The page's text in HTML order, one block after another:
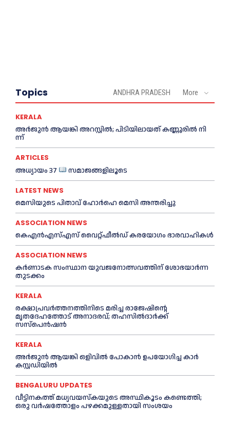
Topics ANDHRA PRADESH More
KERALA
അ​ർ​ജു​ൻ ആ​യ​ങ്കി അ​റ​സ്റ്റി​ൽ; പി​ടി​യി​ലാ​യ​ത് ക​ണ്ണൂ​രി​ൽ നി​
ന്ന്
ARTICLES
അധ്യായം 37 സമാജങ്ങളിലൂടെ
LATEST NEWS
മെ​സിയുടെ പിതാവ് ഹോർഹെ മെ​സി അന്തരിച്ചു
ASSOCIATION NEWS
കെഎൻഎസ്എസ് വൈറ്റ്ഫീൽഡ് കരയോഗം ഭാരവാഹികള്‍
ASSOCIATION NEWS
കര്‍ണാടക സംസ്ഥാന യുവജനോത്സവത്തിന് ശോഭയാർന്ന
തുടക്കം
KERALA
രക്ഷാപ്രവർത്തനത്തിനിടെ മരിച്ച രാജേഷിന്റെ
മൃതദേഹത്തോട് അനാദരവ്; തഹസിൽദാർക്ക്
സസ്പെൻഷൻ
KERALA
അര്‍ജുന്‍ ആയങ്കി ഒളിവില്‍ പോകാന്‍ ഉപയോഗിച്ച കാര്‍
കസ്റ്റഡിയില്‍
BENGALURU UPDATES
വീട്ടിനകത്ത് മധ്യവയസ്കയുടെ അസ്ഥികൂടം കണ്ടെത്തി;
ഒരു വര്‍ഷത്തോളം പഴക്കമുള്ളതായി സംശയം